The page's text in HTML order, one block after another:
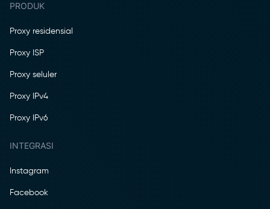
PRODUK
Proxy residensial
Proxy ISP
Proxy seluler
Proxy IPv4
Proxy IPv6
INTEGRASI
Instagram
Facebook